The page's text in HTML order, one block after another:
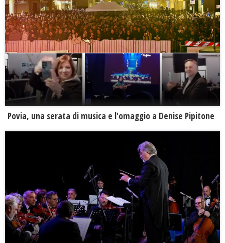
Povia, una serata di musica e l'omaggio a Denise Pipitone